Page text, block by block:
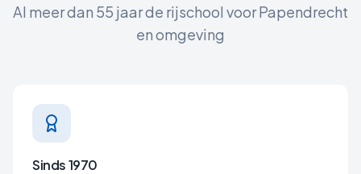
Al meer dan 55 jaar de rijschool voorPapendrecht
en omgeving
Sinds 1970